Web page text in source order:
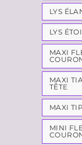
LYS
LYS
MAXI
MAXI
TÊTE
MAXI
MINI